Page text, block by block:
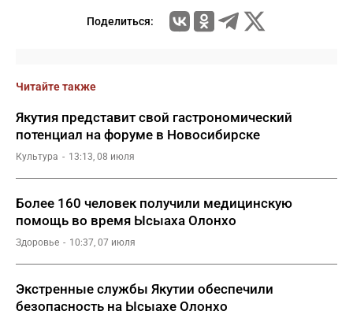
Поделиться:
Читайте также
Якутия представит свой гастрономический
потенциал на форуме в Новосибирске
Культура 13:13, 08 июля
Более 160 человек получили медицинскую
помощь во время Ысыаха Олонхо
Здоровье 10:37, 07 июля
Экстренные службы Якутии обеспечили
безопасность на Ысыахе Олонхо